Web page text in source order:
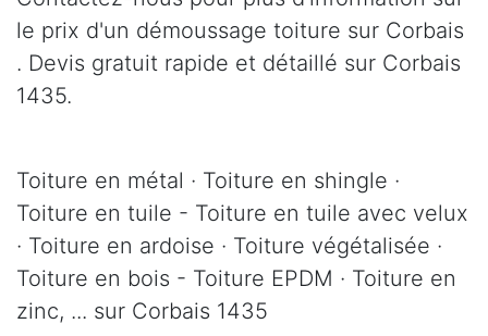
le prix d'un démoussage toiture sur Corbais
. Devis gratuit rapide et détaillé sur Corbais
1435.
Toiture en métal · Toiture en shingle ·
Toiture en tuile - Toiture en tuile avec velux
· Toiture en ardoise · Toiture végétalisée ·
Toiture en bois - Toiture EPDM · Toiture en
zinc, ... sur Corbais 1435